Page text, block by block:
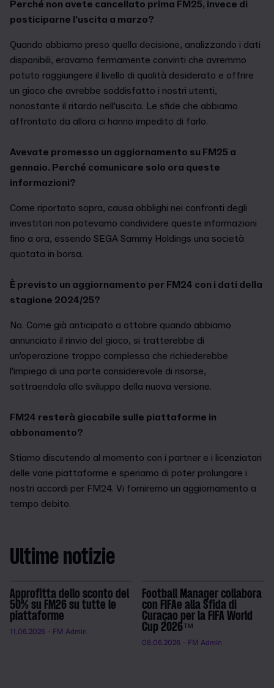
Perché non avete cancellato prima FM25, invece di
posticiparne l'uscita a marzo?
Quando abbiamo preso quella decisione, analizzando i dati
disponibili, eravamo fermamente convinti che avremmo
potuto raggiungere il livello di qualità desiderato e offrire
un gioco che avrebbe soddisfatto i nostri utenti,
nonostante il ritardo nell'uscita. Le sfide che abbiamo
affrontato da allora ci hanno impedito di farlo.
Avevate promesso un aggiornamento su FM25 a
gennaio. Perché comunicare solo ora queste
informazioni?
Come riportato sopra, causa obblighi nei confronti degli
investitori non potevamo condividere queste informazioni
fino a ora, essendo SEGA Sammy Holdings una società
quotata in borsa.
È previsto un aggiornamento per FM24 con i dati della
stagione 2024/25?
No. Come già anticipato a ottobre quando abbiamo
annunciato il rinvio del gioco, si tratterebbe di
un'operazione troppo complessa che richiederebbe
l'impiego di una parte considerevole di risorse,
sottraendola allo sviluppo della nuova versione.
FM24 resterà giocabile sulle piattaforme in
abbonamento?
Stiamo discutendo al momento con i partner e i licenziatari
delle varie piattaforme e speriamo di poter prolungare i
nostri accordi per FM24. Vi forniremo un aggiornamento a
tempo debito.
Ultime notizie
Approfitta dello sconto del
50% su FM26 su tutte le
piattaforme
11.06.2026 - FM Admin
Football Manager collabora
con FIFAe alla Sfida di
Curaçao per la FIFA World
Cup 2026™
08.06.2026 - FM Admin